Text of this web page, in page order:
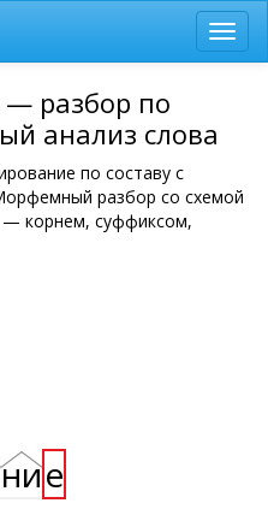
меню
— разбор по
анализ слова
по составу с
разбор со схемой
корнем, суффиксом,
ние